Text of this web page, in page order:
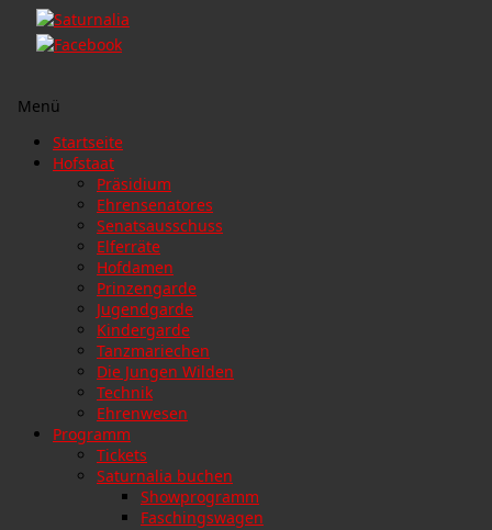
Menü
Zum
Inhalt
Startseite
Hofstaat
Präsidium
Ehrensenatores
Senatsausschuss
Elferräte
Hofdamen
Prinzengarde
Jugendgarde
Kindergarde
Tanzmariechen
Die Jungen Wilden
Technik
Ehrenwesen
Programm
Tickets
Saturnalia buchen
Showprogramm
Faschingswagen